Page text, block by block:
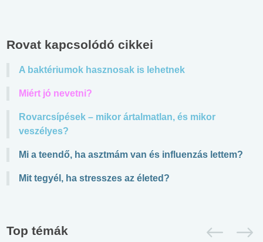
Rovat kapcsolódó cikkei
A baktériumok hasznosak is lehetnek
Miért jó nevetni?
Rovarcsípések – mikor ártalmatlan, és mikor
veszélyes?
Mi a teendő, ha asztmám van és influenzás lettem?
Mit tegyél, ha stresszes az életed?
Top témák